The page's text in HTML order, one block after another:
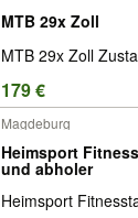
MTB 29x Zoll
MTB 29x Zoll
179 €
Magdeburg
Heimsport
und abholer
Heimsport